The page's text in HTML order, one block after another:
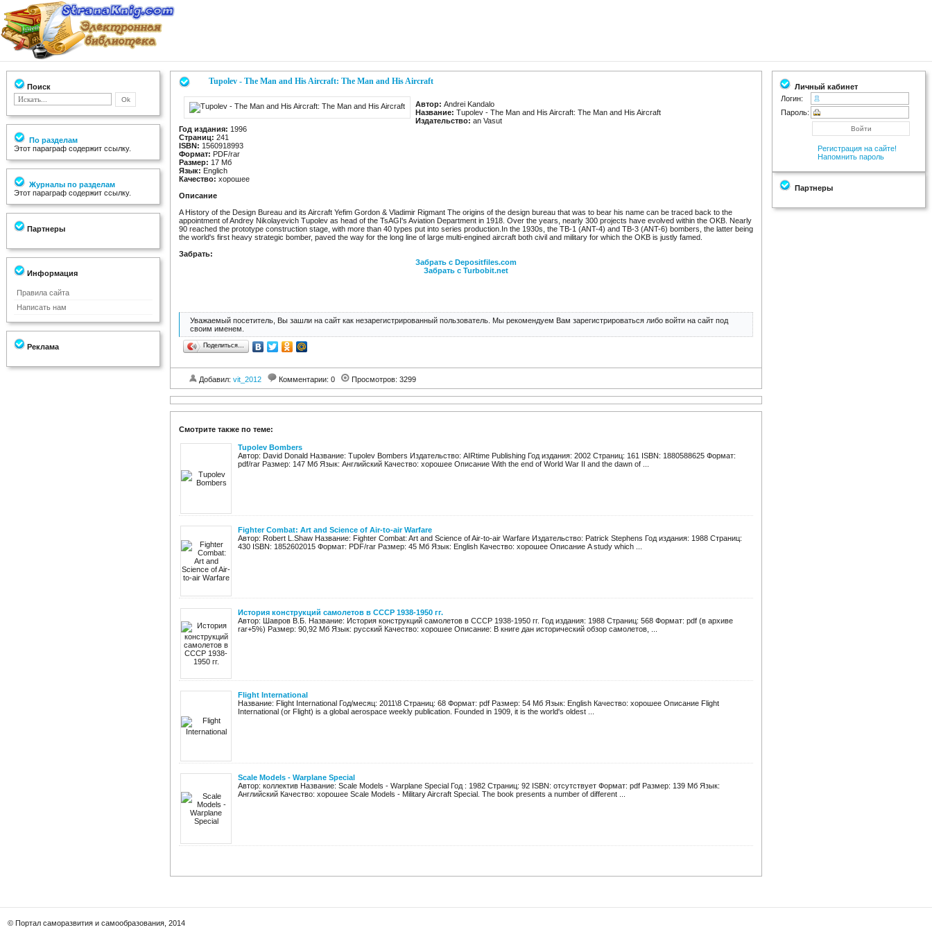
Поиск
По разделам
Этот параграф содержит ссылку.
Журналы по разделам
Этот параграф содержит ссылку.
Партнеры
Информация
Правила сайта
Написать нам
Реклама
Tupolev - The Man and His Aircraft: The Man and His Aircraft
Автор: Andrei Kandalo
Название: Tupolev - The Man and His Aircraft: The Man and His Aircraft
Издательство: an Vasut
Год издания: 1996
Страниц: 241
ISBN: 1560918993
Формат: PDF/rar
Размер: 17 Мб
Язык: Englich
Качество: хорошее
Описание
A History of the Design Bureau and its Aircraft Yefim Gordon & Vladimir Rigmant The origins of the design bureau that was to bear his name can be traced back to the
appointment of Andrey Nikolayevich Tupolev as head of the TsAGI's Aviation Department in 1918. Over the years, nearly 300 projects have evolved within the OKB. Nearly
90 reached the prototype construction stage, with more than 40 types put into series production.In the 1930s, the TB-1 (ANT-4) and TB-3 (ANT-6) bombers, the latter being
the world's first heavy strategic bomber, paved the way for the long line of large multi-engined aircraft both civil and military for which the OKB is justly famed.
Забрать:
Забрать с Depositfiles.com
Забрать с Turbobit.net
Уважаемый посетитель, Вы зашли на сайт как незарегистрированный пользователь. Мы рекомендуем Вам зарегистрироваться либо войти на сайт под
своим именем.
Поделиться…
Добавил: vit_2012 Комментарии: 0 Просмотров: 3299
Смотрите также по теме:
Tupolev Bombers
Автор: David Donald Название: Tupolev Bombers Издательство: AIRtime Publishing Год издания: 2002 Страниц: 161 ISBN: 1880588625 Формат:
pdf/rar Размер: 147 Мб Язык: Английский Качество: хорошее Описание With the end of World War II and the dawn of ...
Fighter Combat: Art and Science of Air-to-air Warfare
Автор: Robert L.Shaw Название: Fighter Combat: Art and Science of Air-to-air Warfare Издательство: Patrick Stephens Год издания: 1988 Страниц:
430 ISBN: 1852602015 Формат: PDF/rar Размер: 45 Мб Язык: English Качество: хорошее Описание A study which ...
История конструкций самолетов в СССР 1938-1950 гг.
Автор: Шавров В.Б. Название: История конструкций самолетов в СССР 1938-1950 гг. Год издания: 1988 Страниц: 568 Формат: pdf (в архиве
rar+5%) Размер: 90,92 Мб Язык: русский Качество: хорошее Описание: В книге дан исторический обзор самолетов, ...
Flight International
Название: Flight International Год/месяц: 2011\8 Страниц: 68 Формат: pdf Размер: 54 Мб Язык: English Качество: хорошее Описание Flight
International (or Flight) is a global aerospace weekly publication. Founded in 1909, it is the world's oldest ...
Scale Models - Warplane Special
Автор: коллектив Название: Scale Models - Warplane Special Год : 1982 Страниц: 92 ISBN: отсутствует Формат: pdf Размер: 139 Мб Язык:
Английский Качество: хорошее Scale Models - Military Aircraft Special. The book presents a number of different ...
Личный кабинет
Логин:
Пароль:
Регистрация на сайте!
Напомнить пароль
Партнеры
© Портал саморазвития и самообразования, 2014